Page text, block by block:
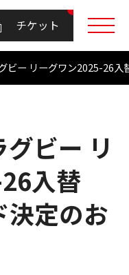
チケット
ビー リーグワン2025-26
ビー リ
入替
定のお